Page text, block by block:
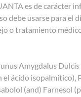
es de carácter
debe usarse para
o tratamiento
Amygdalus
ácido isopalmitico),
(and) Farnesol